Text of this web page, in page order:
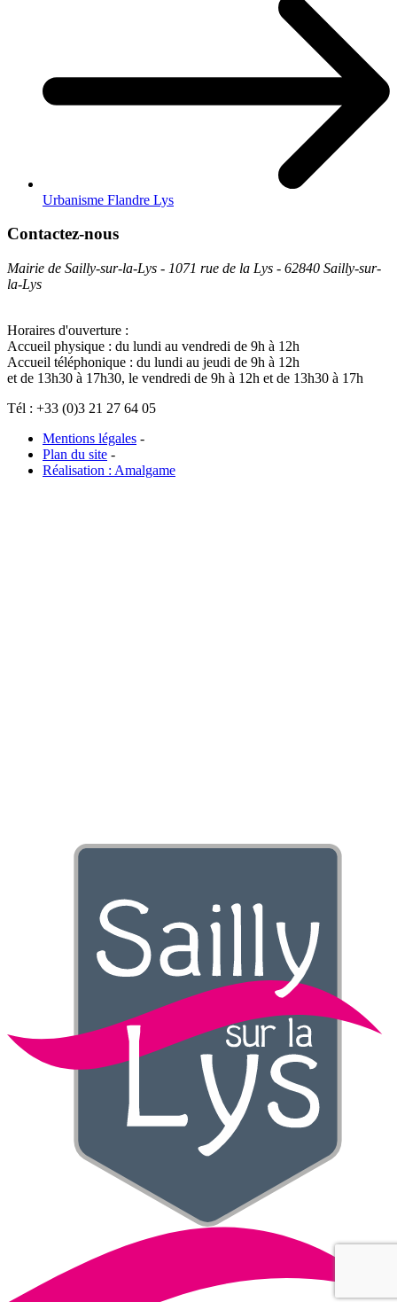
Urbanisme Flandre Lys
Contactez-nous
Mairie de Sailly-sur-la-Lys - 1071 rue de la Lys - 62840 Sailly-sur-
la-Lys
Horaires d'ouverture :
Accueil physique : du lundi au vendredi de 9h à 12h
Accueil téléphonique : du lundi au jeudi de 9h à 12h
et de 13h30 à 17h30, le vendredi de 9h à 12h et de 13h30 à 17h
Tél : +33 (0)3 21 27 64 05
Mentions légales -
Plan du site -
Réalisation : Amalgame